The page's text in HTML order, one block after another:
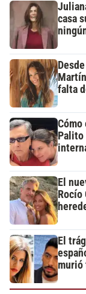
casa
falta
Cómo
Palito
El
El
murió